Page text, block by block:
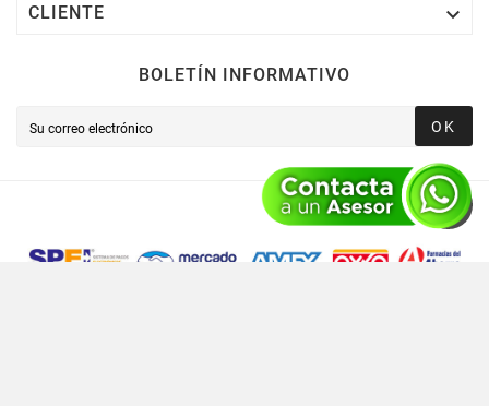
CLIENTE 
BOLETÍN INFORMATIVO
OK